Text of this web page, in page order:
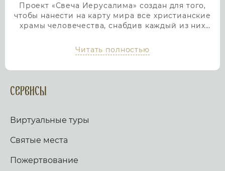
Проект «Свеча Иерусалима» создан для того,
чтобы нанести на карту мира все христианские
храмы человечества, снабдив каждый из них
мы дадим людям возможность посетить любой
храм или дольмен не выходя из дома, просто
помощь в возжжения свечей за здравие и
упокой в христианских храмах Иерусалима и
вопросом. Письма помещаются в Стену Плача,
Благодатным огнем.
товаров, освященных на камне Миропомазания.
Читать полностью
Сервисы
Виртуальные туры
Святые места
Пожертвование